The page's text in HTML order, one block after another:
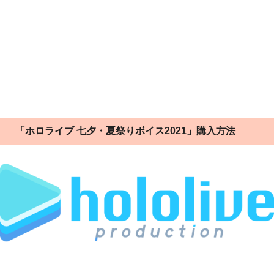
「ホロライブ 七夕・夏祭りボイス2021」購入方法